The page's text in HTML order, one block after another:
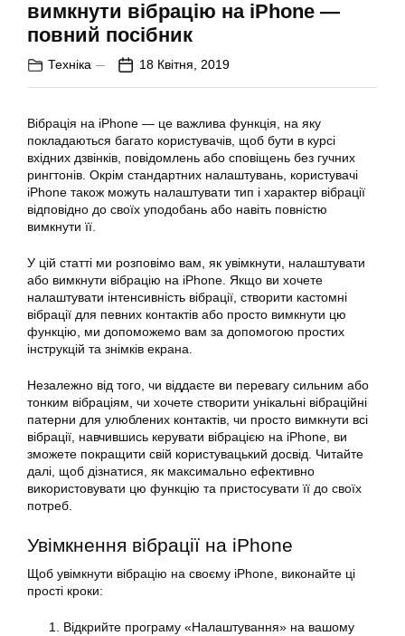
вимкнути вібрацію на iPhone —
повний посібник
Техніка 18 Квітня, 2019
Вібрація на iPhone — це важлива функція, на яку
покладаються багато користувачів, щоб бути в курсі
вхідних дзвінків, повідомлень або сповіщень без гучних
рингтонів. Окрім стандартних налаштувань, користувачі
iPhone також можуть налаштувати тип і характер вібрації
відповідно до своїх уподобань або навіть повністю
вимкнути її.
У цій статті ми розповімо вам, як увімкнути, налаштувати
або вимкнути вібрацію на iPhone. Якщо ви хочете
налаштувати інтенсивність вібрації, створити кастомні
вібрації для певних контактів або просто вимкнути цю
функцію, ми допоможемо вам за допомогою простих
інструкцій та знімків екрана.
Незалежно від того, чи віддаєте ви перевагу сильним або
тонким вібраціям, чи хочете створити унікальні вібраційні
патерни для улюблених контактів, чи просто вимкнути всі
вібрації, навчившись керувати вібрацією на iPhone, ви
зможете покращити свій користувацький досвід. Читайте
далі, щоб дізнатися, як максимально ефективно
використовувати цю функцію та пристосувати її до своїх
потреб.
Увімкнення вібрації на iPhone
Щоб увімкнути вібрацію на своєму iPhone, виконайте ці
прості кроки:
Відкрийте програму «Налаштування» на вашому